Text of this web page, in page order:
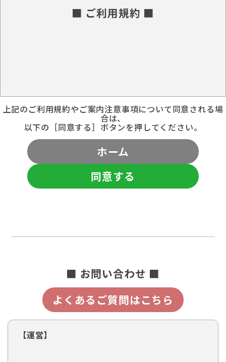
■ ご利用規約 ■
上記のご利用規約やご案内注意事項について同意される場
合は、
以下の［同意する］ボタンを押してください。
ホーム
同意する
■ お問い合わせ ■
よくあるご質問はこちら
【運営】